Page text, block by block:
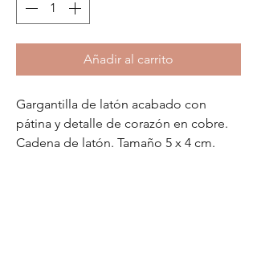
Añadir al carrito
Gargantilla de latón acabado con
pátina y detalle de corazón en cobre.
Cadena de latón. Tamaño 5 x 4 cm.